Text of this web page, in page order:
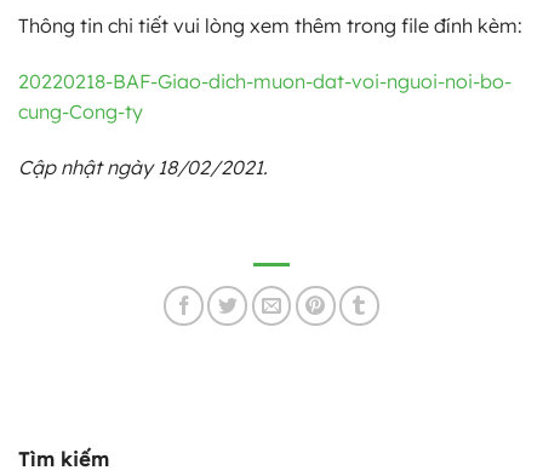
Thông tin chi tiết vui lòng xem thêm trong file đính kèm:
20220218-BAF-Giao-dich-muon-dat-voi-nguoi-noi-bo-
cung-Cong-ty
Cập nhật ngày 18/02/2021.
Tìm kiếm